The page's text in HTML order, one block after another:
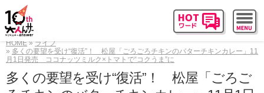
HOME
ライフ
多くの要望を受け“復活”！ 松屋「ごろごろチキンのバターチキンカレー」11
月1日発売 ココナッツミルク×トマトで“コクうま”に
多くの要望を受け“復活”！ 松屋「ごろご